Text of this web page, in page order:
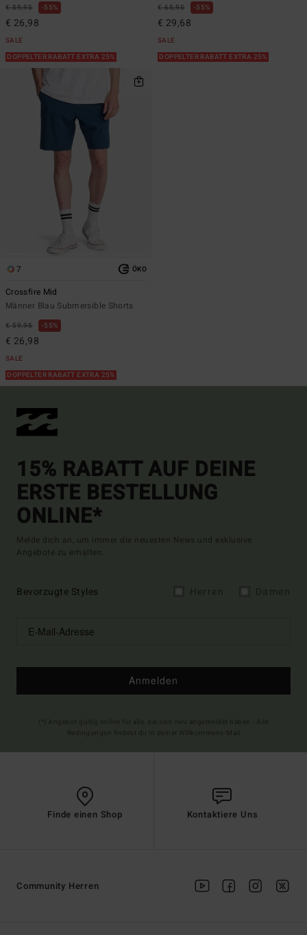
€ 59,95 55%
€ 26,98
SALE
DOPPELTER RABATT EXTRA 25%
€ 65,95 55%
€ 29,68
SALE
DOPPELTER RABATT EXTRA 25%
7 ÖKO
Crossfire Mid
Männer Blau Submersible Shorts
€ 59,95 55%
€ 26,98
SALE
DOPPELTER RABATT EXTRA 25%
15% RABATT AUF DEINE
ERSTE BESTELLUNG
ONLINE*
Melde dich an, um immer die neuesten News und exklusive
Angebote zu erhalten.
Bevorzugte Styles
Anmelden
Finde einen Shop Kontaktiere Uns
Community Herren